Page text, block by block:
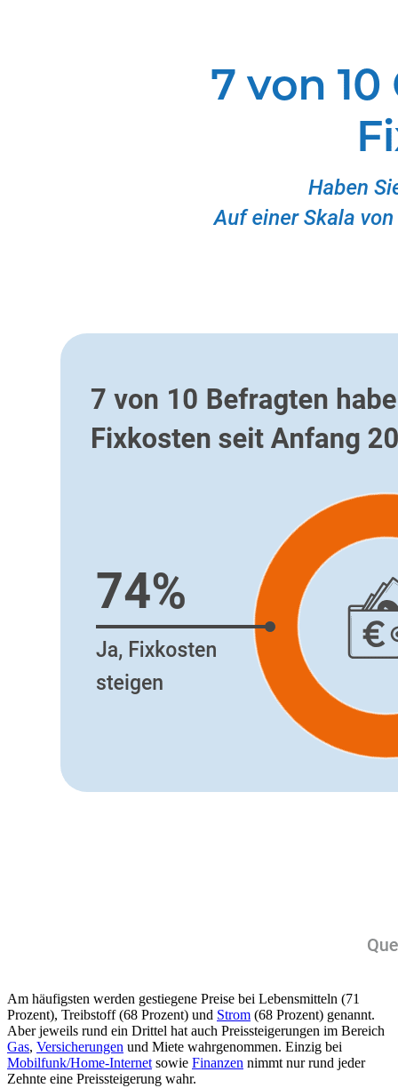
Am häufigsten werden gestiegene Preise bei Lebensmitteln (71
Prozent), Treibstoff (68 Prozent) und Strom (68 Prozent) genannt.
Aber jeweils rund ein Drittel hat auch Preissteigerungen im Bereich
Gas, Versicherungen und Miete wahrgenommen. Einzig bei
Mobilfunk/Home-Internet sowie Finanzen nimmt nur rund jeder
Zehnte eine Preissteigerung wahr.